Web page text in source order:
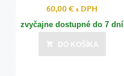
60,00 €s DPH
zvyčajne dostupné do 7 dní
DO KOŠÍKA